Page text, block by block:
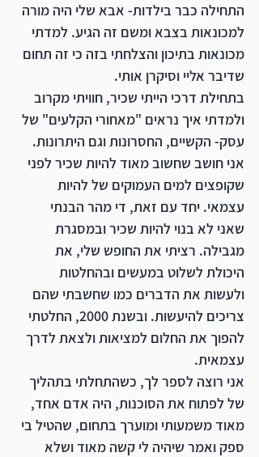
התחילה כבר בילדות- אבא שלי היה מורה
למכונאות בצבא ומשם זה הגיע. למדתי
מכונאות בתיכון והצלחתי בזה כי זה תחום
שדיבר אליי וסיקרן אותי.
בתחילת דרכי הייתי שכיר, חוויתי מקרוב
ולמדתי איך נראים "מאחורי הקלעים" של
עסק- הקשיים, החסרונות וגם היתרונות.
אני חושב שחשוב מאוד להיות שכיר לפני
שקופצים למים העמוקים של להיות
עצמאי. יחד עם זאת, די מהר הבנתי
שאני לא בנוי להיות שכיר ובמסגרת
מגבילה. רציתי את החופש שלי, את
היכולת לשלוט במעשים ובהחלטות
ולעשות את הדברים כמו שחשבתי שהם
צריכים להיעשות. ובשנת 2000, החלטתי
להפוך את החלום למציאות ולצאת לדרך
עצמאית.
אני רוצה לספר לך, כשהתחלתי בתהליך
של לפתוח את הסוכנות, היה אדם אחד,
מאוד משמעותי ומוערך בתחום, שהטיל בי
ספק ואמר שיהיה לי קשה מאוד ושלא